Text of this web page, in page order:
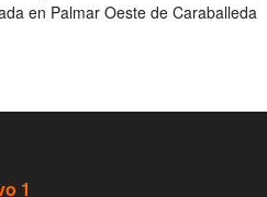
en Palmar Oeste de Caraballeda
1